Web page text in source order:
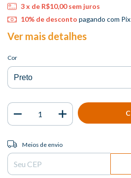
3x de R$10,00 sem juros
10% de desconto pagando com Pix
Ver mais detalhes
Cor
Entregas para o CEP:
Meios de envio